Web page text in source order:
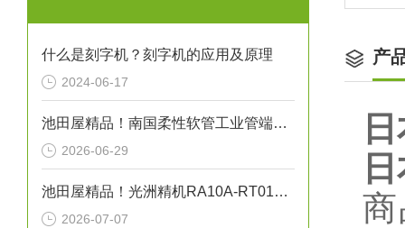
什么是刻字机？刻字机的应用及原理
2024-06-17
池田屋精品！南国柔性软管工业管端式真空软管 NK-2300PT 参数介绍
2026-06-29
池田屋精品！光洲精机RA10A-RT01自动旋转平台技术参数
2026-07-07
产